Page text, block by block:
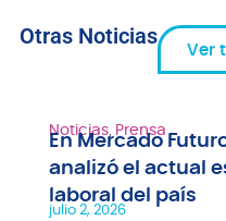
Otras Noticias
Ver
Noticias, Prensa
En Mercado
analizó el actual
laboral del país
julio 2, 2026